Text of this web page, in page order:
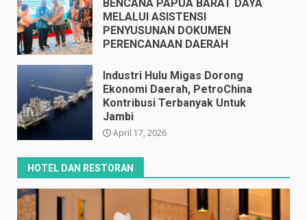
BENCANA PAPUA BARAT DAYA
MELALUI ASISTENSI
PENYUSUNAN DOKUMEN
PERENCANAAN DAERAH
Industri Hulu Migas Dorong
Ekonomi Daerah, PetroChina
Kontribusi Terbanyak Untuk
Jambi
April 17, 2026
HOTEL DAN RESTORAN